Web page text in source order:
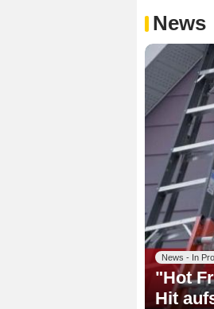
News
News - In
"Hot
Hit